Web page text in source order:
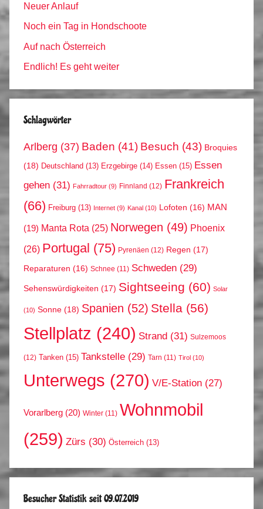
Neuer Anlauf
Noch ein Tag in Hondschoote
Auf nach Österreich
Endlich! Es geht weiter
Schlagwörter
Arlberg (37) Baden (41) Besuch (43) Broquies
(18) Deutschland (13) Erzgebirge (14) Essen (15) Essen
gehen (31) Fahrradtour (9) Finnland (12) Frankreich
(66) Freiburg (13) Internet (9) Kanal (10) Lofoten (16) MAN
(19) Manta Rota (25) Norwegen (49) Phoenix
(26) Portugal (75) Pyrenäen (12) Regen (17)
Reparaturen (16) Schnee (11) Schweden (29)
Sehenswürdigkeiten (17) Sightseeing (60) Solar
(10) Sonne (18) Spanien (52) Stella (56)
Stellplatz (240) Strand (31) Sulzemoos
(12) Tanken (15) Tankstelle (29) Tarn (11) Tirol (10)
Unterwegs (270) V/E-Station (27)
Vorarlberg (20) Winter (11) Wohnmobil
(259) Zürs (30) Österreich (13)
Besucher Statistik seit 09.07.2019